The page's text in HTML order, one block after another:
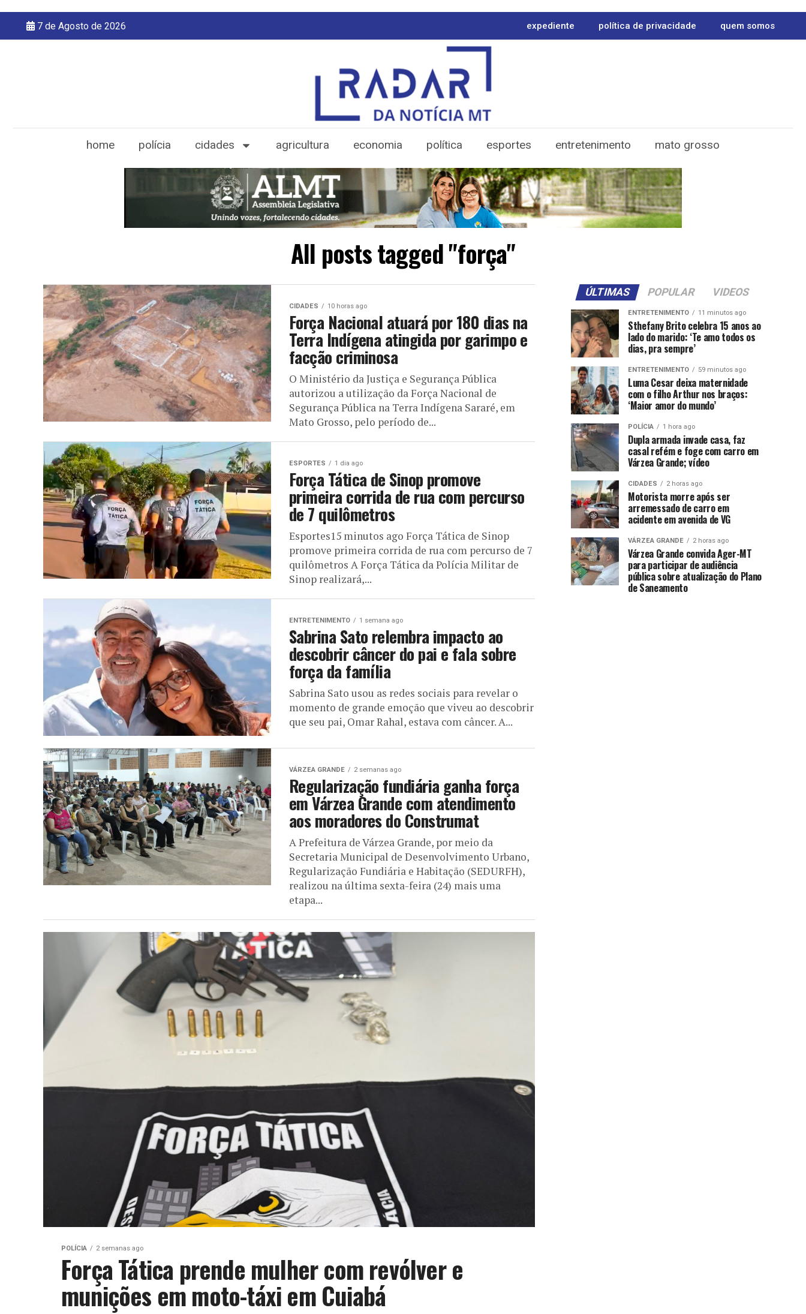
7 de Agosto de 2026 expediente política de privacidade quem somos
home polícia cidades agricultura economia política esportes entretenimento mato grosso
All posts tagged "força"
CIDADES 10 horas ago
Força Nacional atuará por 180 dias na
Terra Indígena atingida por garimpo e
facção criminosa
O Ministério da Justiça e Segurança Pública
autorizou a utilização da Força Nacional de
Segurança Pública na Terra Indígena Sararé, em
Mato Grosso, pelo período de...
ESPORTES 1 dia ago
Força Tática de Sinop promove
primeira corrida de rua com percurso
de 7 quilômetros
Esportes15 minutos ago Força Tática de Sinop
promove primeira corrida de rua com percurso de 7
quilômetros A Força Tática da Polícia Militar de
Sinop realizará,...
ENTRETENIMENTO 1 semana ago
Sabrina Sato relembra impacto ao
descobrir câncer do pai e fala sobre
força da família
Sabrina Sato usou as redes sociais para revelar o
momento de grande emoção que viveu ao descobrir
que seu pai, Omar Rahal, estava com câncer. A...
VÁRZEA GRANDE 2 semanas ago
Regularização fundiária ganha força
em Várzea Grande com atendimento
aos moradores do Construmat
A Prefeitura de Várzea Grande, por meio da
Secretaria Municipal de Desenvolvimento Urbano,
Regularização Fundiária e Habitação (SEDURFH),
realizou na última sexta-feira (24) mais uma
etapa...
POLÍCIA 2 semanas ago
Força Tática prende mulher com revólver e
munições em moto-táxi em Cuiabá
ÚLTIMAS POPULAR VIDEOS
ENTRETENIMENTO 11 minutos ago
Sthefany Brito celebra 15 anos ao
lado do marido: ‘Te amo todos os
dias, pra sempre’
ENTRETENIMENTO 59 minutos ago
Luma Cesar deixa maternidade
com o filho Arthur nos braços:
‘Maior amor do mundo’
POLÍCIA 1 hora ago
Dupla armada invade casa, faz
casal refém e foge com carro em
Várzea Grande; vídeo
CIDADES 2 horas ago
Motorista morre após ser
arremessado de carro em
acidente em avenida de VG
VÁRZEA GRANDE 2 horas ago
Várzea Grande convida Ager-MT
para participar de audiência
pública sobre atualização do Plano
de Saneamento